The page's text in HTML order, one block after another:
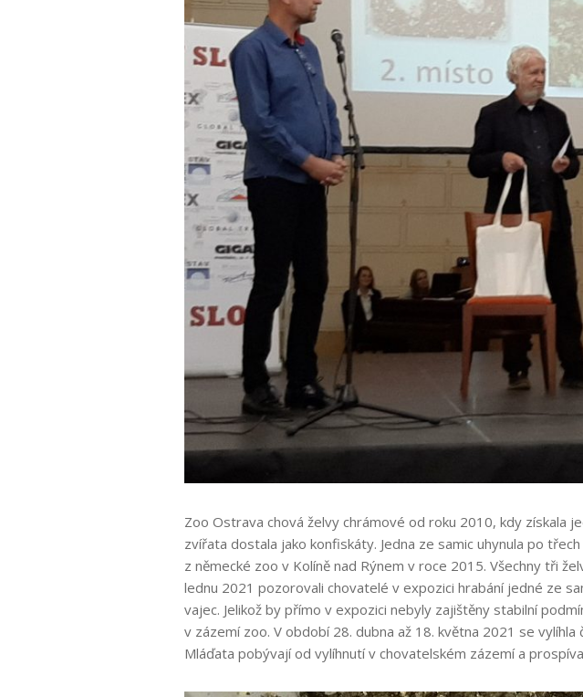
Zoo Ostrava chová želvy chrámové od roku 2010, kdy získala
zvířata dostala jako konfiskáty. Jedna ze samic uhynula po
z německé zoo v Kolíně nad Rýnem v roce 2015. Všechny tři
lednu 2021 pozorovali chovatelé v expozici hrabání jedné ze
vajec. Jelikož by přímo v expozici nebyly zajištěny stabilní
v zázemí zoo. V období 28. dubna až 18. května 2021 se
Mláďata pobývají od vylíhnutí v chovatelském zázemí a